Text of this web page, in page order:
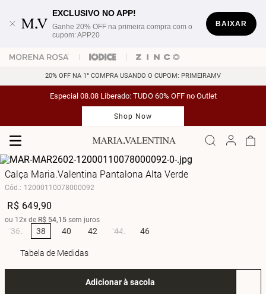
EXCLUSIVO NO APP!
Ganhe 20% OFF na primeira compra com o
cupom: APP20
BAIXAR
20% OFF NA 1° COMPRA USANDO O CUPOM: PRIMEIRAMV
Especial 08.08 Liberado: TUDO 60% OFF no Outlet
Shop Now
Calça Maria.Valentina Pantalona Alta Verde
Cód.: 12000110078000092
R$ 649,90
ou 12x de R$ 54,15 sem juros
36 38 40 42 44 46
Tabela de Medidas
Adicionar à sacola